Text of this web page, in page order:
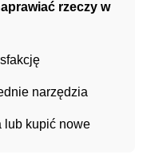
rzeczy w
narzędzia
lub kupić nowe